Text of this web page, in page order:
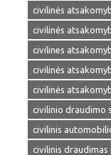
civilinės
civilinės
civilines
civilinės
civilinės
civilinio draudimo
civilinis
civilinis draudimas